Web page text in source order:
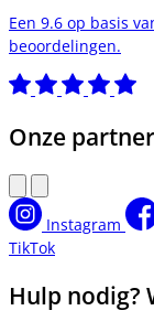
Een 9.6 op basis
beoordelingen.
Onze
Instagram
TikTok
Hulp nodig?